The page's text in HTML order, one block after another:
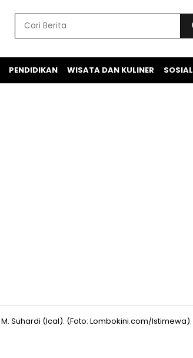
PENDIDIKAN WISATA DAN KULINER SOSIAL